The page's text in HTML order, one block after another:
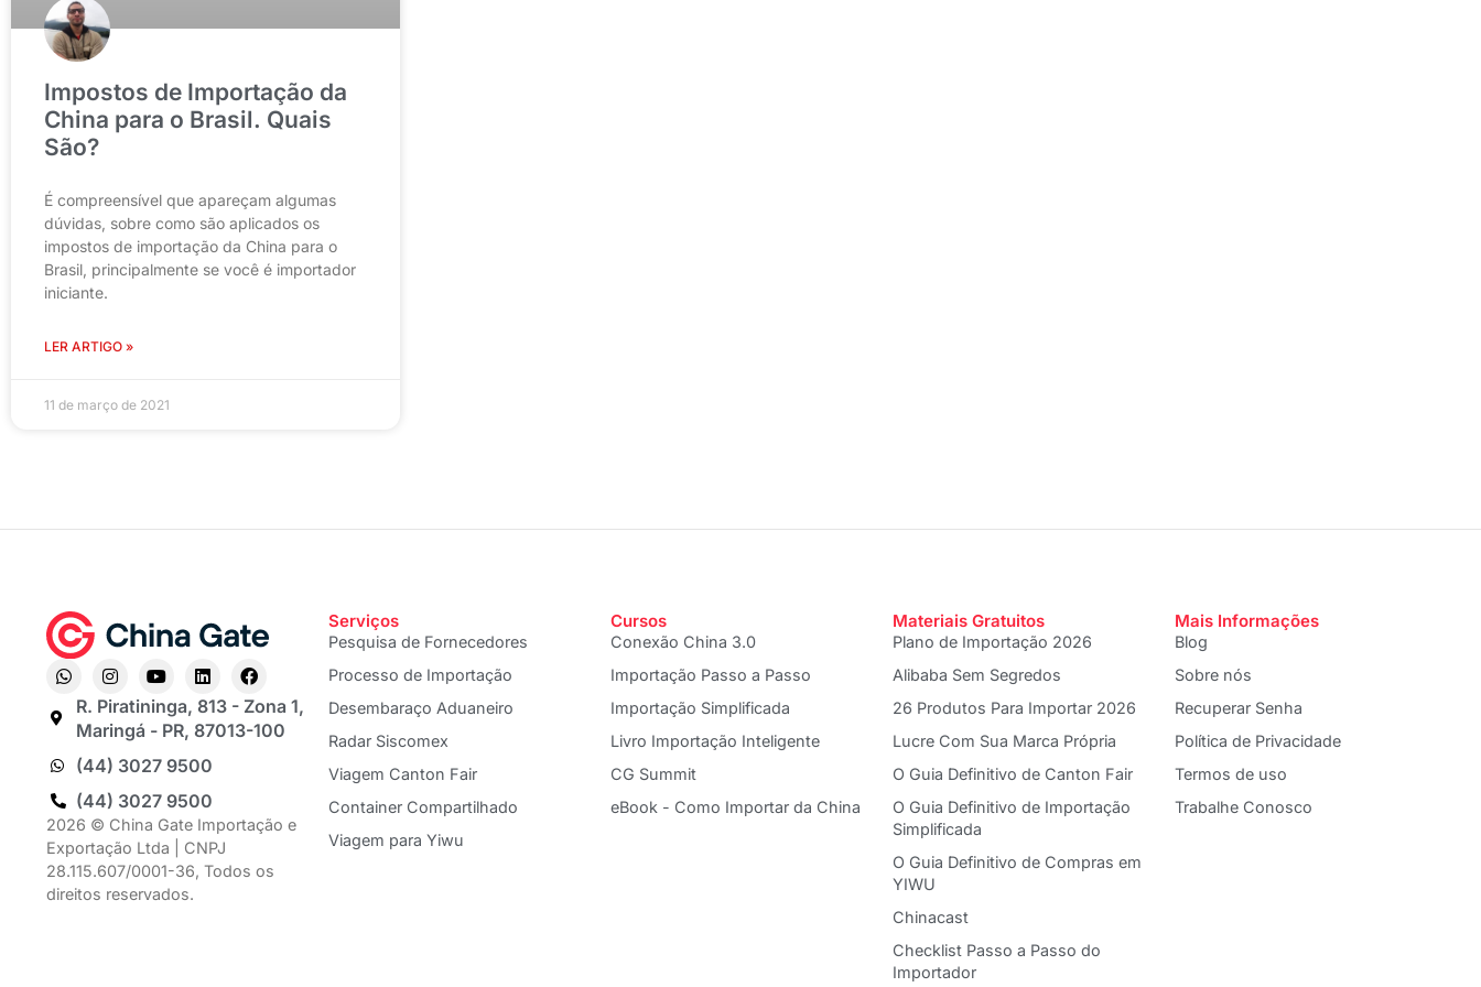
Impostos de Importação da
China para o Brasil. Quais
São?
É compreensível que apareçam algumas
dúvidas, sobre como são aplicados os
impostos de importação da China para o
Brasil, principalmente se você é importador
iniciante.
LER ARTIGO »
11 de março de 2021
R. Piratininga, 813 - Zona 1,
Maringá - PR, 87013-100
(44) 3027 9500
(44) 3027 9500
2026 © China Gate Importação e
Exportação Ltda | CNPJ
28.115.607/0001-36, Todos os
direitos reservados.
Serviços
Pesquisa de Fornecedores
Processo de Importação
Desembaraço Aduaneiro
Radar Siscomex
Viagem Canton Fair
Container Compartilhado
Viagem para Yiwu
Cursos
Conexão China 3.0
Importação Passo a Passo
Importação Simplificada
Livro Importação Inteligente
CG Summit
eBook - Como Importar da China
Materiais Gratuitos
Plano de Importação 2026
Alibaba Sem Segredos
26 Produtos Para Importar 2026
Lucre Com Sua Marca Própria
O Guia Definitivo de Canton Fair
O Guia Definitivo de Importação
Simplificada
O Guia Definitivo de Compras em
YIWU
Chinacast
Checklist Passo a Passo do
Importador
Mais Informações
Blog
Sobre nós
Recuperar Senha
Política de Privacidade
Termos de uso
Trabalhe Conosco